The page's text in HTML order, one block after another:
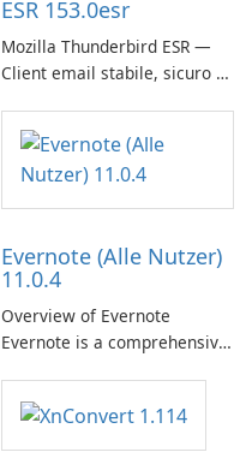
ESR 153.0esr
Mozilla Thunderbird ESR —
Client email stabile, sicuro e
Evernote (Alle Nutzer)
11.0.4
Overview of Evernote
Evernote is a comprehensive
users capture, organize, and
access information across